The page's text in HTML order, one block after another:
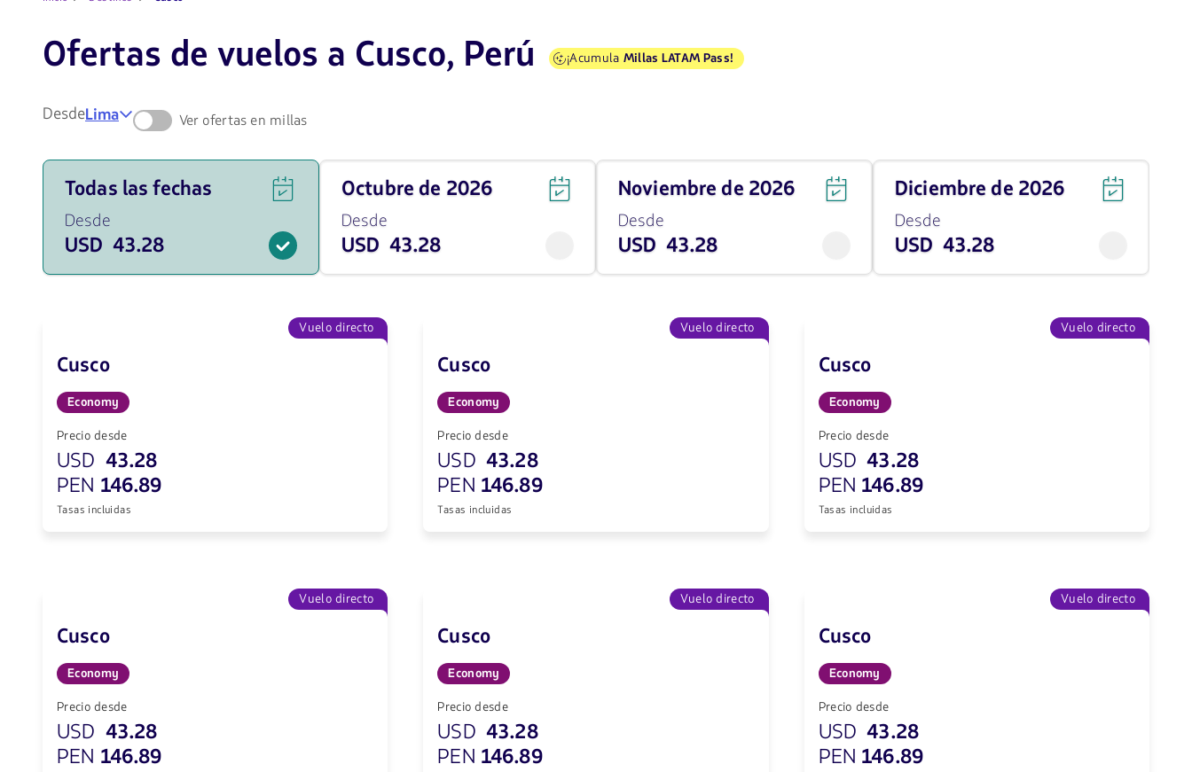
Ofertas de vuelos a Cusco, Perú ¡Acumula Millas LATAM Pass!
DesdeLima Ver ofertas en millas
Ver
ofertas
de
vuelos
para
las
Todas las fechas
Desde
USD 43.28
Viaja
en
Octubre
de
2026
43.28
octubre de 2026
Desde
USD 43.28
Viaja
en
Noviembre
de
2026
43.28
noviembre de 2026
Desde
USD 43.28
Viaja
en
Diciembre
de
2026
43.28
diciembre de 2026
Desde
USD 43.28
Vuelo directo
Cusco
Economy
Precio desde
USD 43.28
PEN 146.89
Tasas incluidas
Vuelo directo
Cusco
Economy
Precio desde
USD 43.28
PEN 146.89
Tasas incluidas
Vuelo directo
Cusco
Economy
Precio desde
USD 43.28
PEN 146.89
Tasas incluidas
Vuelo directo
Cusco
Economy
Precio desde
USD 43.28
PEN 146.89
Vuelo directo
Cusco
Economy
Precio desde
USD 43.28
PEN 146.89
Vuelo directo
Cusco
Economy
Precio desde
USD 43.28
PEN 146.89